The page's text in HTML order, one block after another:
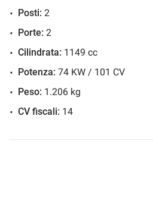
AUTO IN USO AZIENDALE, E'
IL VEICOLO.
VISITA IL NOSTRO SITO PER
www.impresauto.it
... più di quanto immagini!
Posti: 2
Porte: 2
Cilindrata: 1149 cc
Potenza: 74 KW / 101 CV
Peso: 1.206 kg
CV fiscali: 14